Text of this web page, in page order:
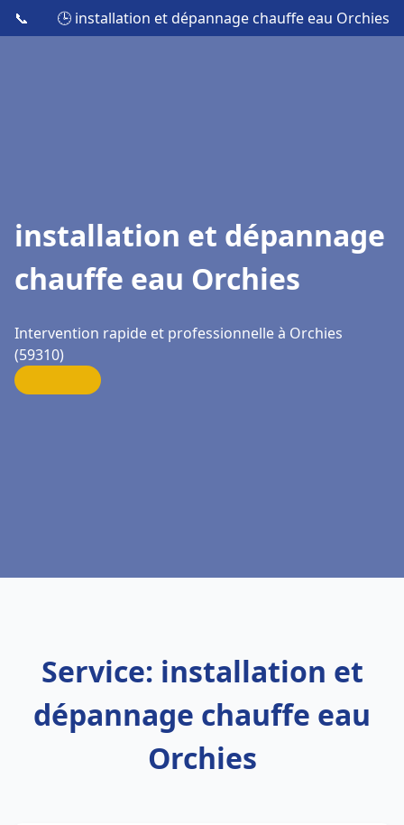
📞 🕒 installation et dépannage chauffe eau Orchies
installation et dépannage
chauffe eau Orchies
Intervention rapide et professionnelle à Orchies
(59310)
Service: installation et
dépannage chauffe eau
Orchies